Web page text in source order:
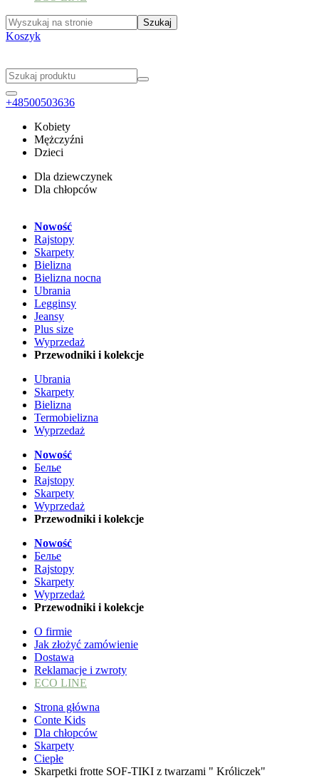
Koszyk
+48500503636
Kobiety
Mężczyźni
Dzieci
Dla dziewczynek
Dla chłopców
Nowość
Rajstopy
Skarpety
Bielizna
Bielizna nocna
Ubrania
Legginsy
Jeansy
Plus size
Wyprzedaż
Przewodniki i kolekcje
Ubrania
Skarpety
Bielizna
Termobielizna
Wyprzedaż
Nowość
Белье
Rajstopy
Skarpety
Wyprzedaż
Przewodniki i kolekcje
Nowość
Белье
Rajstopy
Skarpety
Wyprzedaż
Przewodniki i kolekcje
O firmie
Jak złożyć zamówienie
Dostawa
Reklamacje i zwroty
ECO LINE
Strona główna
Conte Kids
Dla chłopców
Skarpety
Ciepłe
Skarpetki frotte SOF-TIKI z twarzami " Króliczek"